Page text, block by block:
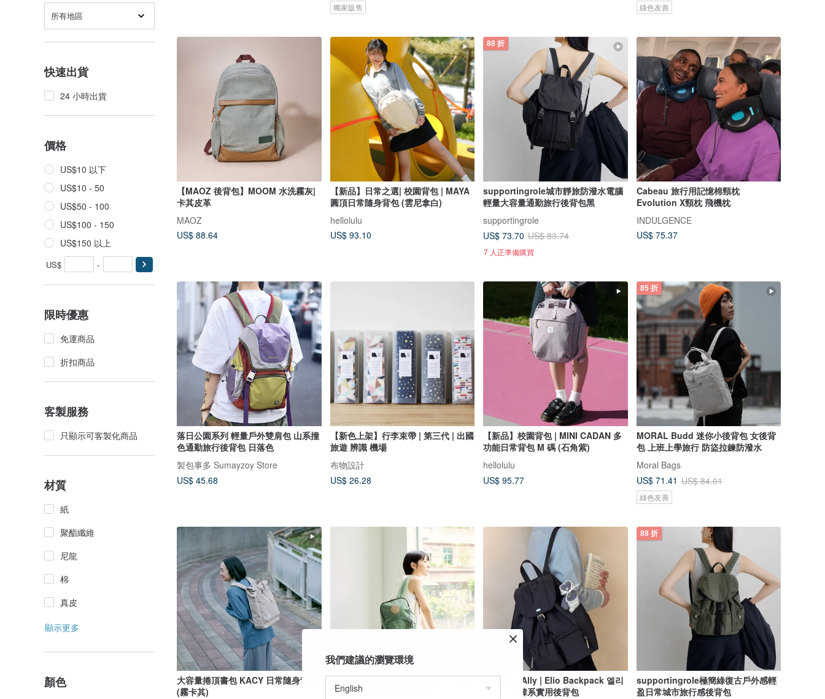
所有地區
快速出貨
24 小時出貨
價格
US$10 以下
US$10 - 50
US$50 - 100
US$100 - 150
US$150 以上
US$ -
限時優惠
免運商品
折扣商品
客製服務
只顯示可客製化商品
材質
紙
聚酯纖維
尼龍
棉
真皮
顯示更多
顏色
獨家販售 綠色友善
【MAOZ 後背包】MOOM 水洗霧灰|
卡其皮革
MAOZ
US$ 88.64
【新品】日常之選| 校園背包 | MAYA
圓頂日常隨身背包 (雲尼拿白)
hellolulu
US$ 93.10
88 折
supportingrole城市靜旅防潑水電腦
輕量大容量通勤旅行後背包黑
supportingrole
US$ 73.70 US$ 83.74
7 人正準備購買
Cabeau 旅行用記憶棉頸枕
Evolution X頸枕 飛機枕
INDULGENCE
US$ 75.37
落日公園系列 輕量戶外雙肩包 山系撞
色通勤旅行後背包 日落色
製包事多 Sumayzoy Store
US$ 45.68
【新色上架】行李束帶 | 第三代 | 出國
旅遊 辨識 機場
布物設計
US$ 26.28
【新品】校園背包 | MINI CADAN 多
功能日常背包 M 碼 (石角紫)
hellolulu
US$ 95.77
85 折
MORAL Budd 迷你小後背包 女後背
包 上班上學旅行 防盜拉鍊防潑水
Moral Bags
US$ 71.41 US$ 84.01
綠色友善
大容量捲頂書包 KACY 日常隨身背包
(霧卡其)
NETTA 迷你城市探索後背包 (11色) |
旅遊 輕便 防潑水 迷你後背
韓國 The Ally | Elio Backpack 엘리
오 백팩 | 韓系實用後背包
88 折
supportingrole極簡綠復古戶外感輕
盈日常城市旅行感後背包
我們建議的瀏覽環境